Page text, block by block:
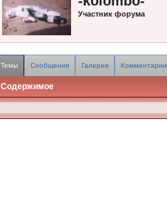
Участник форума
Темы Сообщения Галерея Комментарии
Содержимое